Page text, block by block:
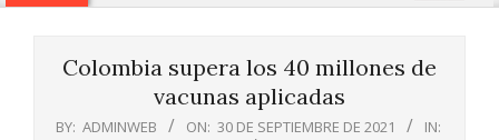
Colombia supera los 40 millones de
vacunas aplicadas
BY: ADMINWEB ON: 30 DE SEPTIEMBRE DE 2021
IN: